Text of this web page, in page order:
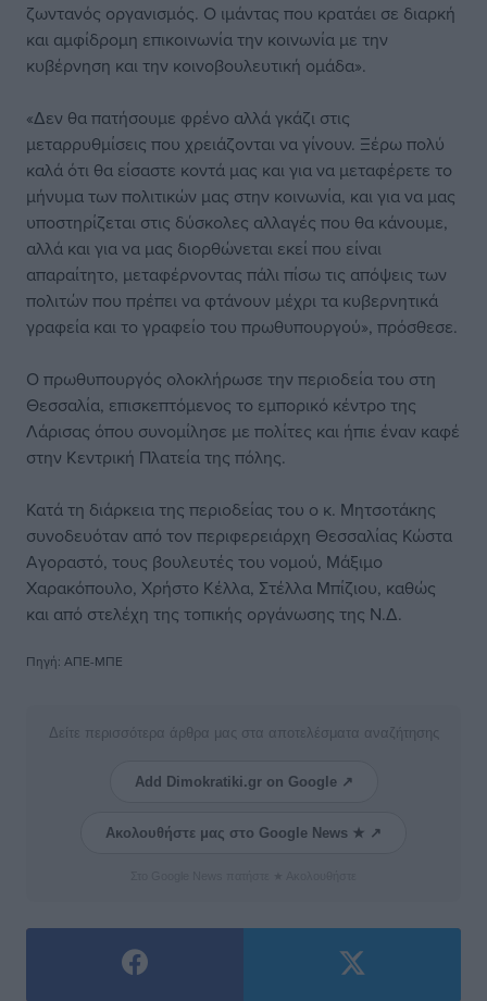
ζωντανός οργανισμός. Ο ιμάντας που κρατάει σε διαρκή
και αμφίδρομη επικοινωνία την κοινωνία με την
κυβέρνηση και την κοινοβουλευτική ομάδα».
«Δεν θα πατήσουμε φρένο αλλά γκάζι στις
μεταρρυθμίσεις που χρειάζονται να γίνουν. Ξέρω πολύ
καλά ότι θα είσαστε κοντά μας και για να μεταφέρετε το
μήνυμα των πολιτικών μας στην κοινωνία, και για να μας
υποστηρίζεται στις δύσκολες αλλαγές που θα κάνουμε,
αλλά και για να μας διορθώνεται εκεί που είναι
απαραίτητο, μεταφέρνοντας πάλι πίσω τις απόψεις των
πολιτών που πρέπει να φτάνουν μέχρι τα κυβερνητικά
γραφεία και το γραφείο του πρωθυπουργού», πρόσθεσε.
Ο πρωθυπουργός ολοκλήρωσε την περιοδεία του στη
Θεσσαλία, επισκεπτόμενος το εμπορικό κέντρο της
Λάρισας όπου συνομίλησε με πολίτες και ήπιε έναν καφέ
στην Κεντρική Πλατεία της πόλης.
Κατά τη διάρκεια της περιοδείας του ο κ. Μητσοτάκης
συνοδευόταν από τον περιφερειάρχη Θεσσαλίας Κώστα
Αγοραστό, τους βουλευτές του νομού, Μάξιμο
Χαρακόπουλο, Χρήστο Κέλλα, Στέλλα Μπίζιου, καθώς
και από στελέχη της τοπικής οργάνωσης της Ν.Δ.
Πηγή: ΑΠΕ-ΜΠΕ
Δείτε περισσότερα άρθρα μας στα αποτελέσματα αναζήτησης
Add Dimokratiki.gr on Google ↗
Ακολουθήστε μας στο Google News ★ ↗